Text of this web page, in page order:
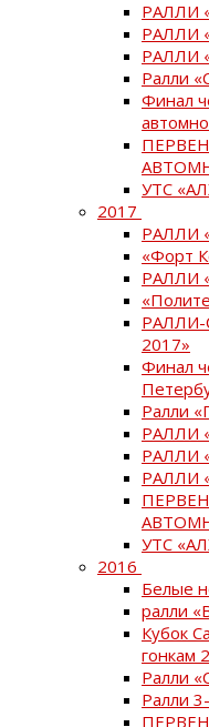
РАЛЛИ
РАЛЛИ
РАЛЛИ
Ралли
Финал
УТС
2017
РАЛЛИ
«Форт
РАЛЛИ
2017»
Финал
Ралли
РАЛЛИ
РАЛЛИ
РАЛЛИ
УТС
2016
Белые
ралли
Кубок
гонкам
Ралли
Ралли